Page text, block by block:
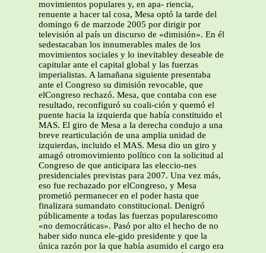
movimientos populares y, en apa- riencia,
renuente a hacer tal cosa, Mesa optó la tarde del
domingo 6 de marzode 2005 por dirigir por
televisión al país un discurso de «dimisión». En él
sedestacaban los innumerables males de los
movimientos sociales y lo inevitabley deseable de
capitular ante el capital global y las fuerzas
imperialistas. A lamañana siguiente presentaba
ante el Congreso su dimisión revocable, que
elCongreso rechazó. Mesa, que contaba con ese
resultado, reconfiguró su coali-ción y quemó el
puente hacia la izquierda que había constituido el
MAS. El giro de Mesa a la derecha condujo a una
breve rearticulación de una amplia unidad de
izquierdas, incluido el MAS. Mesa dio un giro y
amagó otromovimiento político con la solicitud al
Congreso de que anticipara las eleccio-nes
presidenciales previstas para 2007. Una vez más,
eso fue rechazado por elCongreso, y Mesa
prometió permanecer en el poder hasta que
finalizara sumandato constitucional. Denigró
públicamente a todas las fuerzas popularescomo
«no democráticas». Pasó por alto el hecho de no
haber sido nunca ele-gido presidente y que la
única razón por la que había asumido el cargo era